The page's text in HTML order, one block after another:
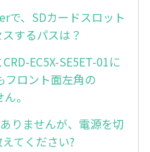
で、SDカードスロット
するパスは？
EC5X-SE5ET-01に
フロント面左角の
。
りませんが、電源を切
てください?